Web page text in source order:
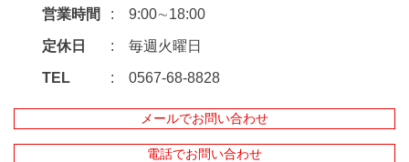
営業時間 9:00∼18:00
定休日 毎週火曜日
TEL 0567-68-8828
メールでお問い合わせ
電話でお問い合わせ